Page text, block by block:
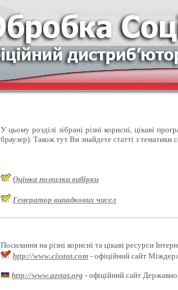
У цьому розділі зібрані різні корисні, цікаві
браузер). Також тут Ви знайдете статті з
Оцінка помилки вибірки
Генератор випадкових чисел
Посилання на різні корисні та цікаві ресурси
http://www.cisstat.com - офіційний сайт
http://www.azstat.org - офіційний сайт